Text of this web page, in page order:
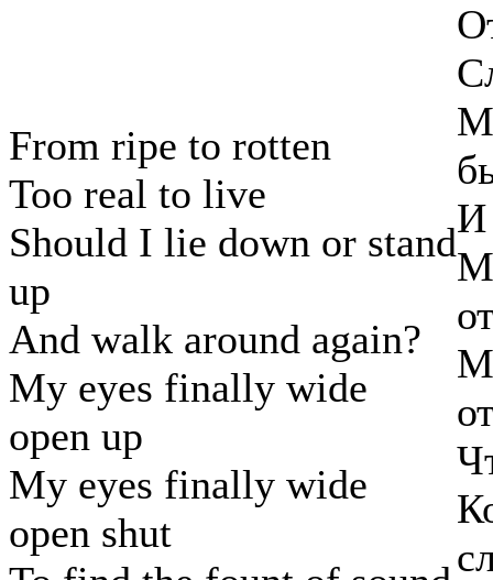
From ripe to rotten
Too real to live
Should I lie down or stand
up
And walk around again?
My eyes finally wide
open up
My eyes finally wide
open shut
И